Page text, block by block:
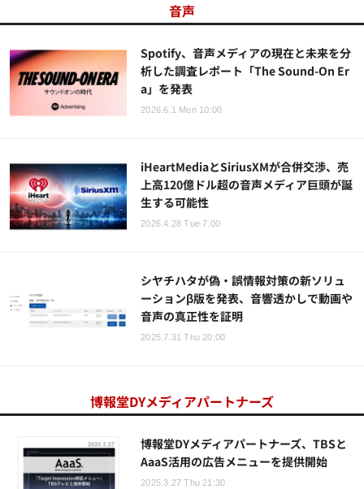
音声
Spotify、音声メディアの現在と未来を分
析した調査レポート「The Sound-On Er
a」を発表
2026.6.1 Mon 10:00
iHeartMediaとSiriusXMが合併交渉、売
上高120億ドル超の音声メディア巨頭が誕
生する可能性
2026.4.28 Tue 7:00
シヤチハタが偽・誤情報対策の新ソリュ
ーションβ版を発表、音響透かしで動画や
音声の真正性を証明
2025.7.31 Thu 20:00
博報堂DYメディアパートナーズ
博報堂DYメディアパートナーズ、TBSと
AaaS活用の広告メニューを提供開始
2025.3.27 Thu 21:30